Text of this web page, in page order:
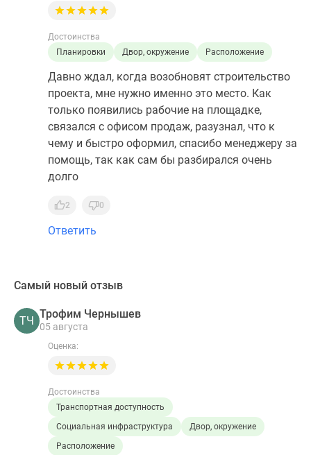
Достоинства
Планировки
Двор, окружение Расположение
Давно ждал, когда возобновят строительство
проекта, мне нужно именно это место. Как
только появились рабочие на площадке,
связался с офисом продаж, разузнал, что к
чему и быстро оформил, спасибо менеджеру за
помощь, так как сам бы разбирался очень
долго
2 0
Ответить
Самый новый отзыв
ТЧ
Трофим Чернышев
05 августа
Оценка:
Достоинства
Транспортная доступность
Социальная инфраструктура
Двор, окружение
Расположение